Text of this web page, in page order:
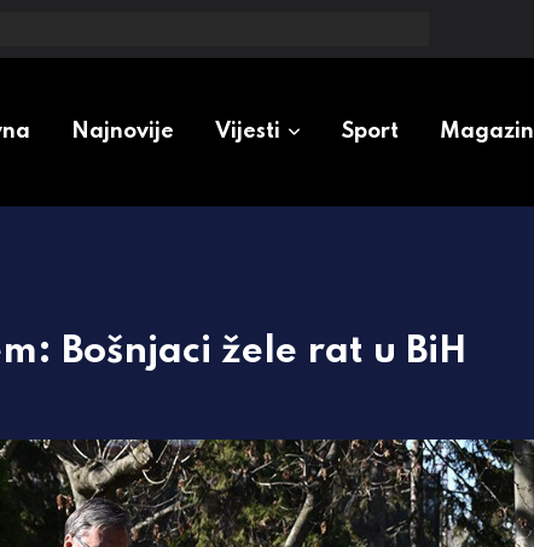
Najnovije Vijesti Sport Magazin
Bošnjaci žele rat u BiH